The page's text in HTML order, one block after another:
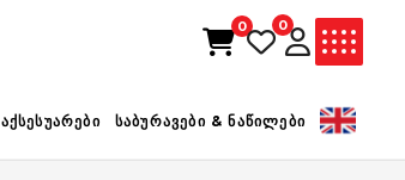
0 0
ᲐᲥᲡᲔᲡᲣᲐᲠᲔᲑᲘ ᲡᲐᲑᲣᲠᲐᲕᲔᲑᲘ & ᲜᲐᲬᲘᲚᲔᲑᲘ